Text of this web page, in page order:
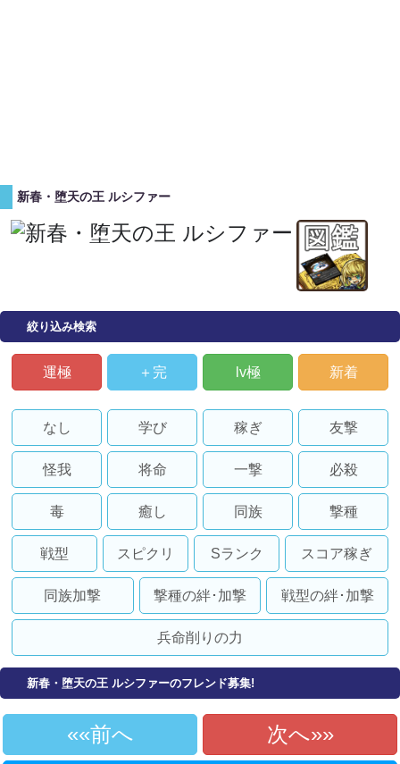
新春・堕天の王 ルシファー
絞り込み検索
運極 ＋完 lv極 新着
なし 学び 稼ぎ 友撃
怪我 将命 一撃 必殺
毒 癒し 同族 撃種
戦型 スピクリ Sランク スコア稼ぎ
同族加撃 撃種の絆･加撃 戦型の絆･加撃
兵命削りの力
新春・堕天の王 ルシファーのフレンド募集!
«前へ 次へ»